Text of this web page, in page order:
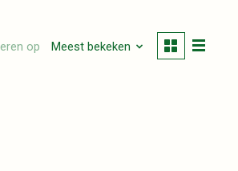
op Meest bekeken